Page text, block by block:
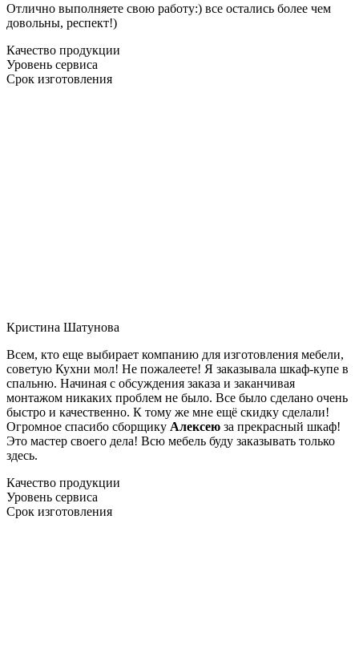
Отлично выполняете свою работу:) все остались более чем
довольны, респект!)
Качество продукции
Уровень сервиса
Срок изготовления
Кристина Шатунова
Всем, кто еще выбирает компанию для изготовления мебели,
советую Кухни мол! Не пожалеете! Я заказывала шкаф-купе в
спальню. Начиная с обсуждения заказа и заканчивая
монтажом никаких проблем не было. Все было сделано очень
быстро и качественно. К тому же мне ещё скидку сделали!
Огромное спасибо сборщику Алексею за прекрасный шкаф!
Это мастер своего дела! Всю мебель буду заказывать только
здесь.
Качество продукции
Уровень сервиса
Срок изготовления